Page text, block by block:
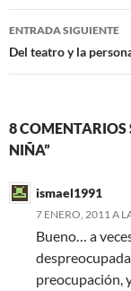
entradas
ENTRADA SIGUIENTE
Del teatro y la
8 COMENTARIOS
NIÑA”
ismael1991
7 ENERO, 2011 A
Bueno… a
preocupación,